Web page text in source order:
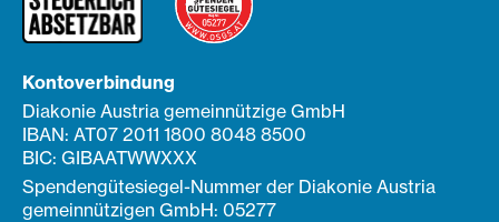
Kontoverbindung
Diakonie Austria gemeinnützige GmbH
IBAN: AT07 2011 1800 8048 8500
BIC: GIBAATWWXXX
Spendengütesiegel-Nummer der Diakonie Austria
gemeinnützigen GmbH: 05277